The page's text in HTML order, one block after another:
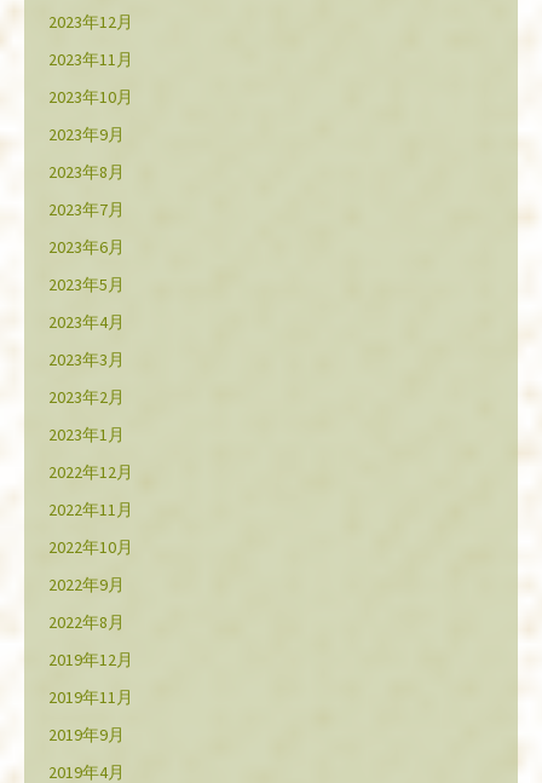
2023年12月
2023年11月
2023年10月
2023年9月
2023年8月
2023年7月
2023年6月
2023年5月
2023年4月
2023年3月
2023年2月
2023年1月
2022年12月
2022年11月
2022年10月
2022年9月
2022年8月
2019年12月
2019年11月
2019年9月
2019年4月